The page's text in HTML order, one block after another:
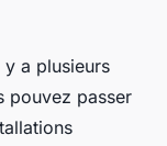
a plusieurs
pouvez passer